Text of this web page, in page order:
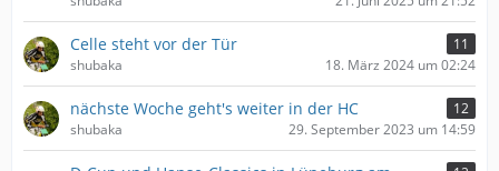
Celle steht vor der Tür
11
shubaka
18. März 2024 um 02:24
nächste Woche geht's weiter in der HC
12
shubaka
29. September 2023 um 14:59